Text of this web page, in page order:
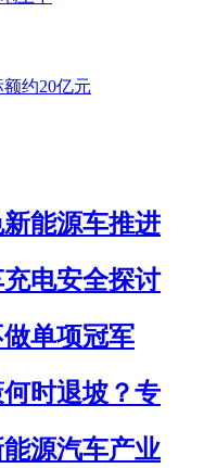
约20亿元
能源车推进
电安全探讨
单项冠军
时退坡？专
源汽车产业